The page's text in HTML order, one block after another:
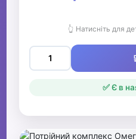
👆 Натисніть для
✅ Є в